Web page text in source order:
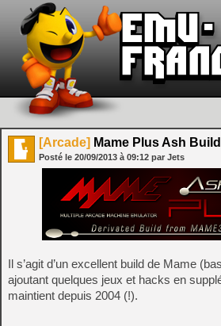
[Arcade] Mame Plus Ash
Posté le 20/09/2013 à 09:12 par Jets
Il s’agit d’un excellent build de Mame
ajoutant quelques jeux et hacks en
maintient depuis 2004 (!).